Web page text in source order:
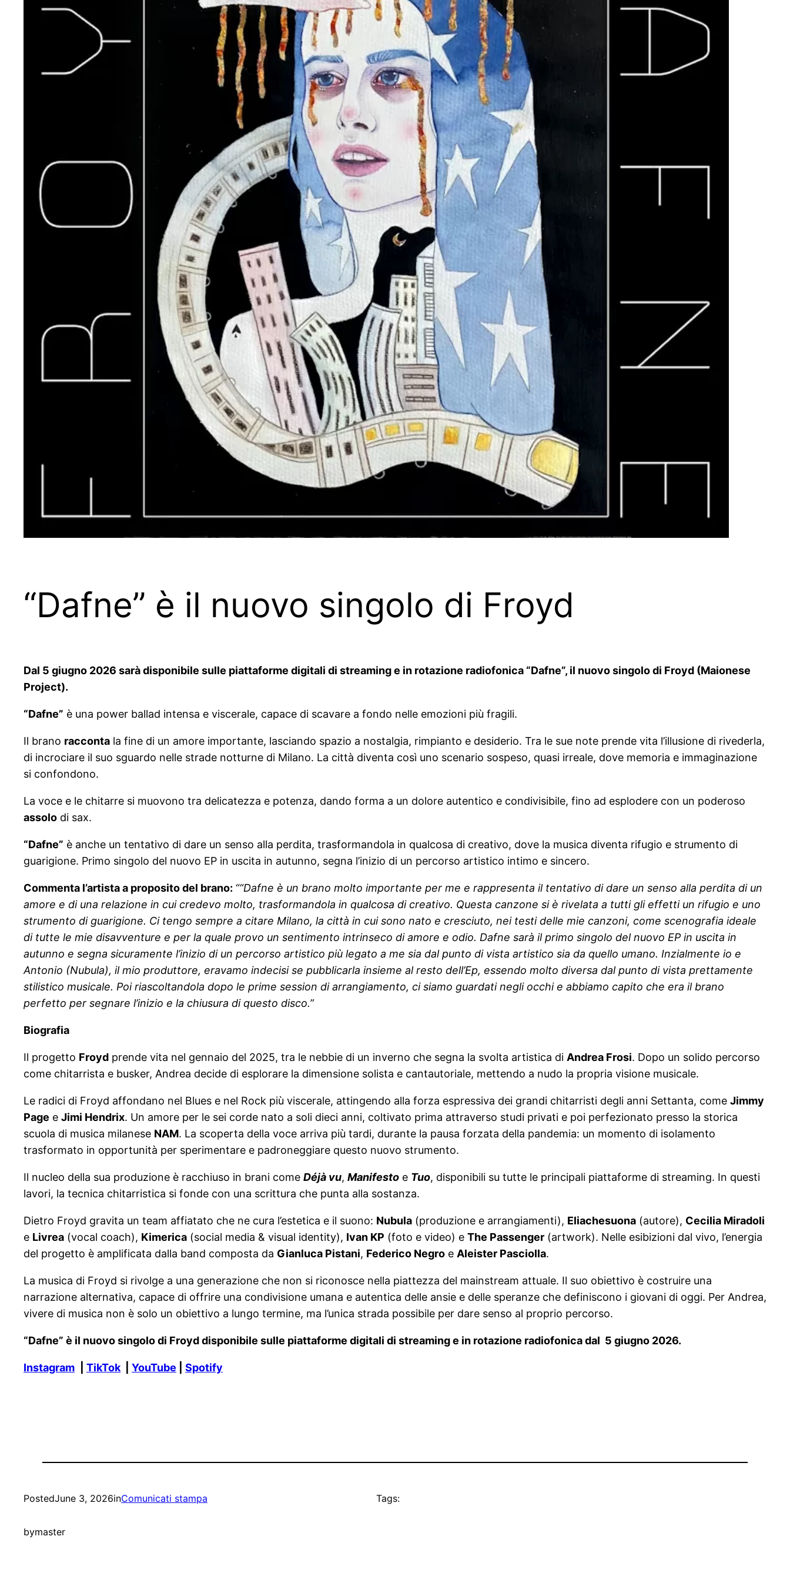
“Dafne” è il nuovo singolo di Froyd
Dal 5 giugno 2026 sarà disponibile sulle piattaforme digitali di streaming e in rotazione radiofonica “Dafne”, il nuovo singolo di Froyd (Maionese
Project).
“Dafne” è una power ballad intensa e viscerale, capace di scavare a fondo nelle emozioni più fragili.
Il brano racconta la fine di un amore importante, lasciando spazio a nostalgia, rimpianto e desiderio. Tra le sue note prende vita l’illusione di rivederla,
di incrociare il suo sguardo nelle strade notturne di Milano. La città diventa così uno scenario sospeso, quasi irreale, dove memoria e immaginazione
si confondono.
La voce e le chitarre si muovono tra delicatezza e potenza, dando forma a un dolore autentico e condivisibile, fino ad esplodere con un poderoso
assolo di sax.
“Dafne” è anche un tentativo di dare un senso alla perdita, trasformandola in qualcosa di creativo, dove la musica diventa rifugio e strumento di
guarigione. Primo singolo del nuovo EP in uscita in autunno, segna l’inizio di un percorso artistico intimo e sincero.
Commenta l’artista a proposito del brano: ““Dafne è un brano molto importante per me e rappresenta il tentativo di dare un senso alla perdita di un
amore e di una relazione in cui credevo molto, trasformandola in qualcosa di creativo. Questa canzone si è rivelata a tutti gli effetti un rifugio e uno
strumento di guarigione. Ci tengo sempre a citare Milano, la città in cui sono nato e cresciuto, nei testi delle mie canzoni, come scenografia ideale
di tutte le mie disavventure e per la quale provo un sentimento intrinseco di amore e odio. Dafne sarà il primo singolo del nuovo EP in uscita in
autunno e segna sicuramente l’inizio di un percorso artistico più legato a me sia dal punto di vista artistico sia da quello umano. Inzialmente io e
Antonio (Nubula), il mio produttore, eravamo indecisi se pubblicarla insieme al resto dell’Ep, essendo molto diversa dal punto di vista prettamente
stilistico musicale. Poi riascoltandola dopo le prime session di arrangiamento, ci siamo guardati negli occhi e abbiamo capito che era il brano
perfetto per segnare l’inizio e la chiusura di questo disco.”
Biografia
Il progetto Froyd prende vita nel gennaio del 2025, tra le nebbie di un inverno che segna la svolta artistica di Andrea Frosi. Dopo un solido percorso
come chitarrista e busker, Andrea decide di esplorare la dimensione solista e cantautoriale, mettendo a nudo la propria visione musicale.
Le radici di Froyd affondano nel Blues e nel Rock più viscerale, attingendo alla forza espressiva dei grandi chitarristi degli anni Settanta, come Jimmy
Page e Jimi Hendrix. Un amore per le sei corde nato a soli dieci anni, coltivato prima attraverso studi privati e poi perfezionato presso la storica
scuola di musica milanese NAM. La scoperta della voce arriva più tardi, durante la pausa forzata della pandemia: un momento di isolamento
trasformato in opportunità per sperimentare e padroneggiare questo nuovo strumento.
Il nucleo della sua produzione è racchiuso in brani come Déjà vu, Manifesto e Tuo, disponibili su tutte le principali piattaforme di streaming. In questi
lavori, la tecnica chitarristica si fonde con una scrittura che punta alla sostanza.
Dietro Froyd gravita un team affiatato che ne cura l’estetica e il suono: Nubula (produzione e arrangiamenti), Eliachesuona (autore), Cecilia Miradoli
e Livrea (vocal coach), Kimerica (social media & visual identity), Ivan KP (foto e video) e The Passenger (artwork). Nelle esibizioni dal vivo, l’energia
del progetto è amplificata dalla band composta da Gianluca Pistani, Federico Negro e Aleister Pasciolla.
La musica di Froyd si rivolge a una generazione che non si riconosce nella piattezza del mainstream attuale. Il suo obiettivo è costruire una
narrazione alternativa, capace di offrire una condivisione umana e autentica delle ansie e delle speranze che definiscono i giovani di oggi. Per Andrea,
vivere di musica non è solo un obiettivo a lungo termine, ma l’unica strada possibile per dare senso al proprio percorso.
“Dafne” è il nuovo singolo di Froyd disponibile sulle piattaforme digitali di streaming e in rotazione radiofonica dal 5 giugno 2026.
Instagram TikTok| YouTube Spotify
PostedJune 3, 2026inComunicati stampa
bymaster
Tags: